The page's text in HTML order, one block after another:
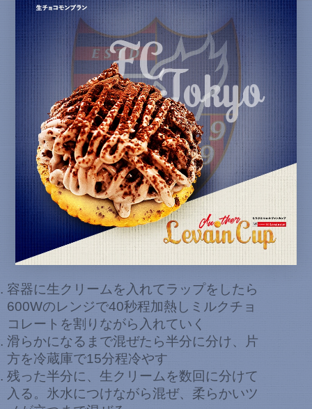
容器に生クリームを入れてラップをしたら
600Wのレンジで40秒程加熱しミルクチョ
コレートを割りながら入れていく
滑らかになるまで混ぜたら半分に分け、片
方を冷蔵庫で15分程冷やす
残った半分に、生クリームを数回に分けて
入る。氷水につけながら混ぜ、柔らかいツ